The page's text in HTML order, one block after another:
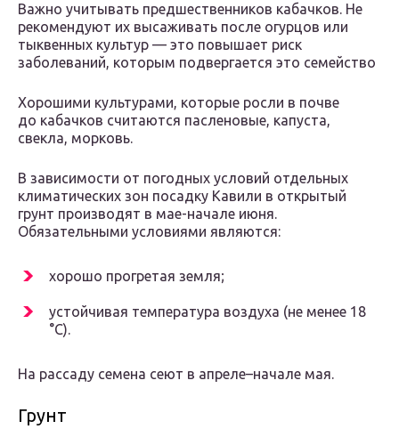
Важно учитывать предшественников кабачков. Не
рекомендуют их высаживать после огурцов или
тыквенных культур — это повышает риск
заболеваний, которым подвергается это семейство
Хорошими культурами, которые росли в почве
до кабачков считаются пасленовые, капуста,
свекла, морковь.
В зависимости от погодных условий отдельных
климатических зон посадку Кавили в открытый
грунт производят в мае-начале июня.
Обязательными условиями являются:
хорошо прогретая земля;
устойчивая температура воздуха (не менее 18
°C).
На рассаду семена сеют в апреле–начале мая.
Грунт